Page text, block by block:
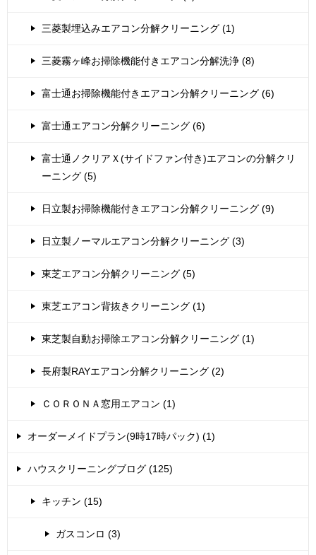
三菱製埋込みエアコン分解クリーニング (1)
三菱霧ヶ峰お掃除機能付きエアコン分解洗浄 (8)
富士通お掃除機能付きエアコン分解クリーニング (6)
富士通エアコン分解クリーニング (6)
富士通ノクリアＸ(サイドファン付き)エアコンの分解クリ
ーニング (5)
日立製お掃除機能付きエアコン分解クリーニング (9)
日立製ノーマルエアコン分解クリーニング (3)
東芝エアコン分解クリーニング (5)
東芝エアコン背抜きクリーニング (1)
東芝製自動お掃除エアコン分解クリーニング (1)
長府製RAYエアコン分解クリーニング (2)
ＣＯＲＯＮＡ窓用エアコン (1)
オーダーメイドプラン(9時17時パック) (1)
ハウスクリーニングブログ (125)
キッチン (15)
ガスコンロ (3)